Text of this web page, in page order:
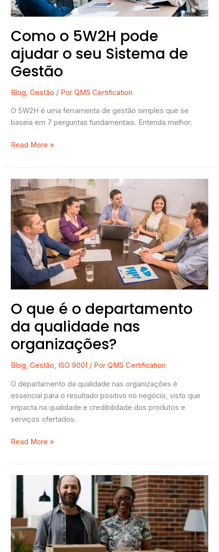
Como o 5W2H pode
ajudar o seu Sistema de
Gestão
Blog,Gestão / PorQMS Certification
O 5W2H é uma ferramenta de gestão simples que se
baseia em 7 perguntas fundamentais. Entenda melhor.
de
Gestão
Read More »
O que é o departamento
da qualidade nas
organizações?
Blog,Gestão, ISO 9001 / PorQMS Certification
O departamento da qualidade nas organizações é
essencial para o resultado positivo no negócio, visto que
impacta na qualidade e credibilidade dos produtos e
serviços ofertados.
que
é
o
departamento
da
qualidade
nas
organizações?
Read More »
que
gestão
de
mudanças